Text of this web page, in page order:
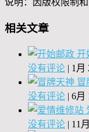
说明：因版权限制
相关文章
开
没有评论 | 1月
冒
没有评论 | 6月
没有评论 | 11